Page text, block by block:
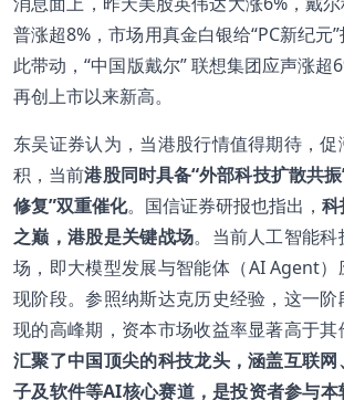
普涨超8%，市场用真金白银给“PC新纪元
此带动，“中国版戴尔” 联想集团应声涨超
再创上市以来新高。
东吴证券认为，当港股行情值得期待，
积，当前港股同时具备“外部科技扩散共
修复”双重催化。国信证券研报也指出，
之巅，港股是关键战场。当前人工智能
场，即大模型发展与智能体（AI Agent
现阶段。参照纳斯达克历史经验，这一
现的高峰期，资本市场收益率显著高于其
汇聚了中国顶尖的科技龙头，涵盖互联
子及软件等AI核心赛道，是投资者参与